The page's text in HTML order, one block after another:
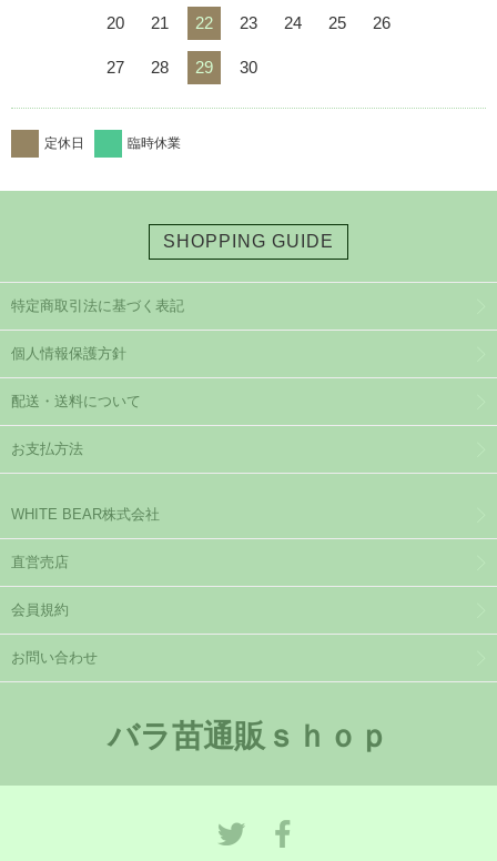
20 21 22 23 24 25 26
27 28 29 30
定休日 臨時休業
SHOPPING GUIDE
特定商取引法に基づく表記
個人情報保護方針
配送・送料について
お支払方法
WHITE BEAR株式会社
直営売店
会員規約
お問い合わせ
バラ苗通販ｓｈｏｐ